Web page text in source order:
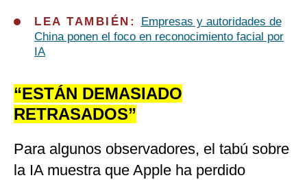
LEA TAMBIÉN:
Empresas y autoridades de
China ponen el foco en reconocimiento facial por
IA
“ESTÁN DEMASIADO
RETRASADOS”
Para algunos observadores, el tabú sobre
la IA muestra que Apple ha perdido